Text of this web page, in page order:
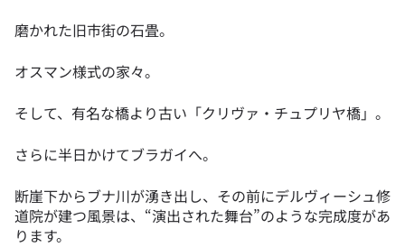
磨かれた旧市街の石畳。
オスマン様式の家々。
そして、有名な橋より古い「クリヴァ・チュプリヤ橋」。
さらに半日かけてブラガイへ。
断崖下からブナ川が湧き出し、その前にデルヴィーシュ修
道院が建つ風景は、“演出された舞台”のような完成度があ
ります。